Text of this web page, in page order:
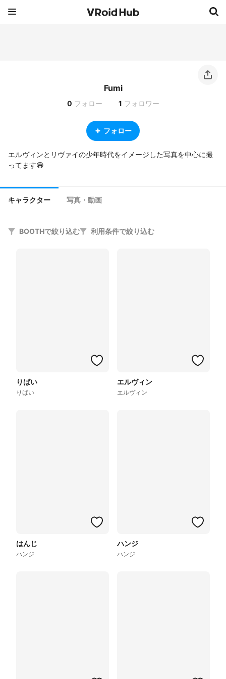
Fumi
0 フォロー 1 フォロワー
フォロー
エルヴィンとリヴァイの少年時代をイメージした写真を中心に撮
ってます😄
キャラクター 写真・動画
BOOTHで絞り込む 利用条件で絞り込む
りばい
りばい
エルヴィン
エルヴィン
はんじ
ハンジ
ハンジ
ハンジ